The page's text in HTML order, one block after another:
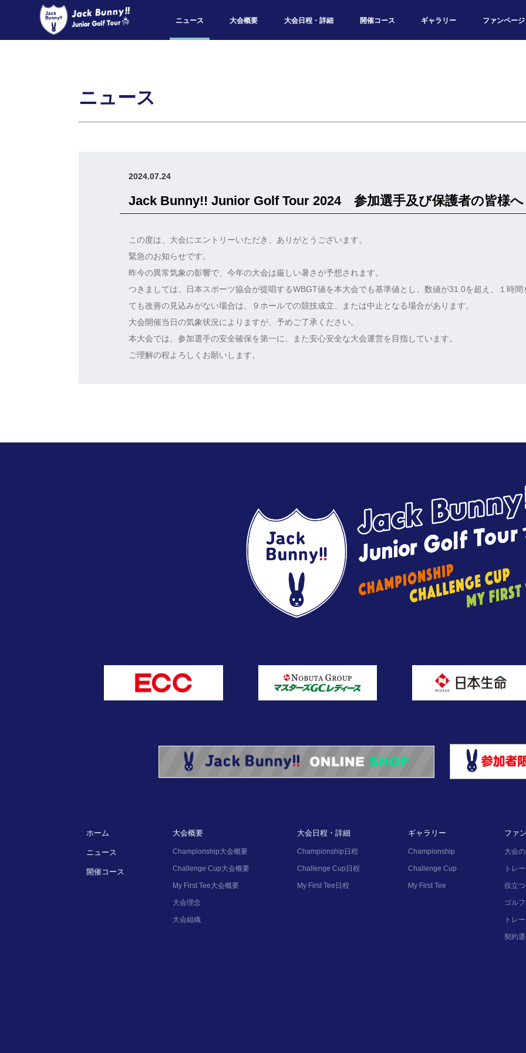
ニュース 大会概要 大会日程・詳細 開催コース ギャラリー ファンページ
ニュース
2024.07.24
Jack Bunny!! Junior Golf Tour 2024 参加選手及び保護者の皆様へ
この度は、大会にエントリーいただき、ありがとうございます。
緊急のお知らせです。
昨今の異常気象の影響で、今年の大会は厳しい暑さが予想されます。
つきましては、日本スポーツ協会が提唱するWBGT値を本大会でも基準値とし、数値が31.0を超え、１時間
ても改善の見込みがない場合は、９ホールでの競技成立、または中止となる場合があります。
大会開催当日の気象状況によりますが、予めご了承ください。
本大会では、参加選手の安全確保を第一に、また安心安全な大会運営を目指しています。
ご理解の程よろしくお願いします。
ホーム
ニュース
開催コース
大会概要
Championship大会概要
Challenge Cup大会概要
My First Tee大会概要
大会理念
大会組織
大会日程・詳細
Championship日程
Challenge Cup日程
My First Tee日程
ギャラリー
Championship
Challenge Cup
My First Tee
ファ
大会
トレ
役立
ゴル
トレ
契約